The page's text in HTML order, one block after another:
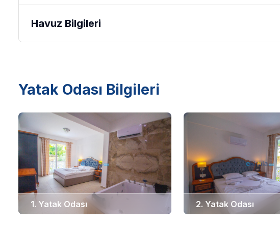
Havuz Bilgileri
Yatak Odası Bilgileri
1. Yatak Odası 2. Yatak Odası